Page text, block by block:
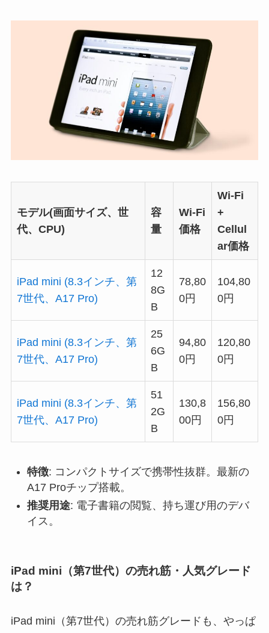
モデル(画面サイズ、世
代、CPU)
容
量
Wi-Fi
価格
Wi-Fi
+
Cellul
ar価格
iPad mini (8.3インチ、第
7世代、A17 Pro)
12
8G
B
78,80
0円
104,80
0円
iPad mini (8.3インチ、第
7世代、A17 Pro)
25
6G
B
94,80
0円
120,80
0円
iPad mini (8.3インチ、第
7世代、A17 Pro)
51
2G
B
130,8
00円
156,80
0円
特徴: コンパクトサイズで携帯性抜群。最新の
A17 Proチップ搭載。
推奨用途: 電子書籍の閲覧、持ち運び用のデバ
イス。
iPad mini（第7世代）の売れ筋・人気グレード
は？
iPad mini（第7世代）の売れ筋グレードも、やっぱ